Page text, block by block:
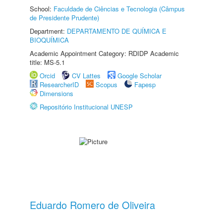
School: Faculdade de Ciências e Tecnologia (Câmpus
de Presidente Prudente)
Department: DEPARTAMENTO DE QUÍMICA E
BIOQUÍMICA
Academic Appointment Category: RDIDP Academic
title: MS-5.1
Orcid
CV Lattes
Google Scholar
ResearcherID
Scopus
Fapesp
Dimensions
Repositório Institucional UNESP
Eduardo Romero de Oliveira